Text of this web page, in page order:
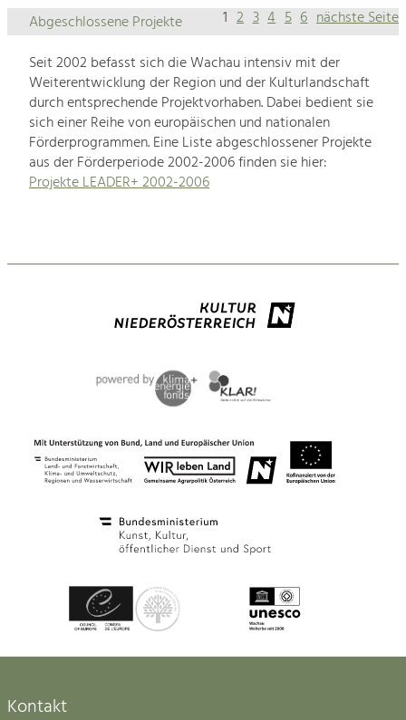
1 2 3 4 5 6 nächste Seite
Abgeschlossene Projekte
Seit 2002 befasst sich die Wachau intensiv mit der
Weiterentwicklung der Region und der Kulturlandschaft
durch entsprechende Projektvorhaben. Dabei bedient sie
sich einer Reihe von europäischen und nationalen
Förderprogrammen. Eine Liste abgeschlossener Projekte
aus der Förderperiode 2002-2006 finden sie hier:
Projekte LEADER+ 2002-2006
Kontakt